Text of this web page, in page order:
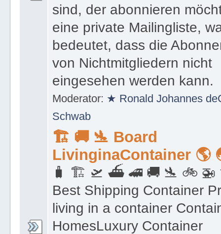
sind, der abonnieren
eine private Mailingliste,
bedeutet, dass die
von Nichtmitgliedern nicht
eingesehen werden kann.
Moderator: ★ Ronald Johannes
Schwab
🏗 🚚 🛬 Board
LivinginaContainer
🧳 🏗 🛫 ⛴ 🚄 🚚 🛬 🚲 🚁
Best Shipping Container
living in a container
HomesLuxury Container